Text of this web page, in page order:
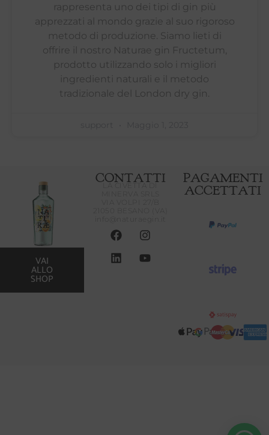
rappresenta uno dei tipi di gin più
apprezzati al mondo grazie al suo rigoroso
metodo di produzione. Siamo lieti di
offrire il nostro Naturae gin Fructetum,
prodotto utilizzando solo i migliori
ingredienti naturali e il metodo
tradizionale del London dry gin.
CONTATTI
VAI
ALLO
SHOP
PAGAMENTI
ACCETTATI